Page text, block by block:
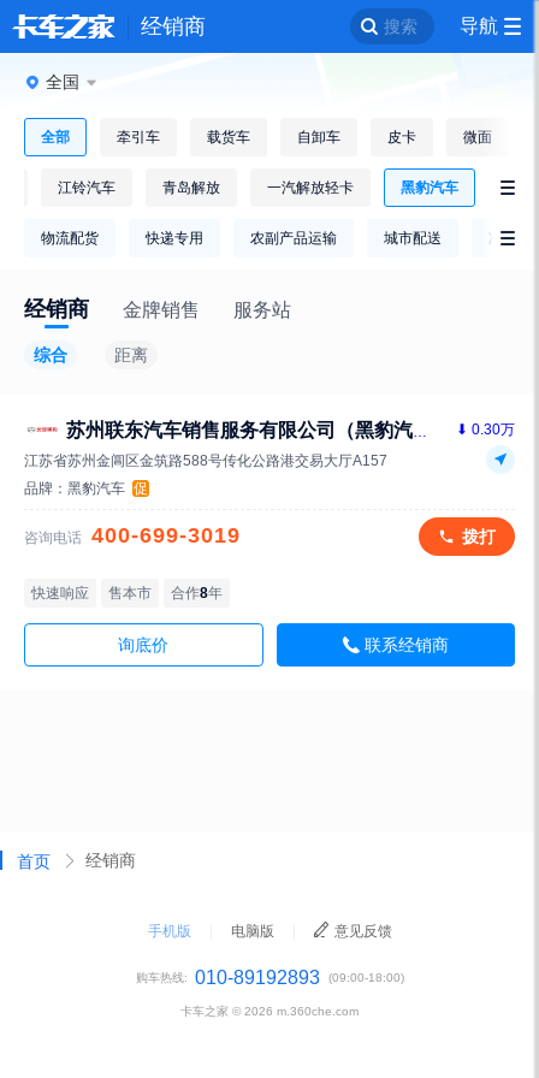
经销商 搜索 导航
全国
全部 牵引车 载货车 自卸车 皮卡 微面
江铃汽车 青岛解放 一汽解放轻卡 黑豹汽车 
物流配货 快递专用 农副产品运输 城市配送 冷链运

经销商 金牌销售 服务站
综合 距离
苏州联东汽车销售服务有限公司（黑豹汽车）
⬇ 0.30万
江苏省苏州金阊区金筑路588号传化公路港交易大厅A157
品牌： 黑豹汽车 促
咨询电话 400-699-3019 拨打
快速响应 售本市 合作8年
询底价 联系经销商
首页 经销商
手机版 电脑版 意见反馈
购车热线: 010-89192893 (09:00-18:00)
卡车之家 © 2026 m.360che.com